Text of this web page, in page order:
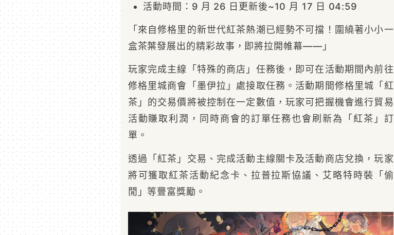
活動時間：9 月 26 日更新後~10 月 17 日 04:59
「來自修格里的新世代紅茶熱潮已經勢不可擋！圍繞著小小一
盒茶葉發展出的精彩故事，即將拉開帷幕——」
玩家完成主線「特殊的商店」任務後，即可在活動期間內前往
修格里城商會「墨伊拉」處接取任務。活動期間修格里城「紅
茶」的交易價將被控制在一定數值，玩家可把握機會進行貿易
活動賺取利潤，同時商會的訂單任務也會刷新為「紅茶」訂
單。
透過「紅茶」交易、完成活動主線關卡及活動商店兌換，玩家
將可獲取紅茶活動紀念卡、拉普拉斯協議、艾略特時裝「偷
閒」等豐富獎勵。